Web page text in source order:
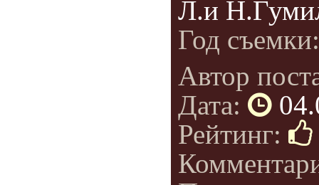
Л.и
Год
Автор
Дата:
Рейтинг: